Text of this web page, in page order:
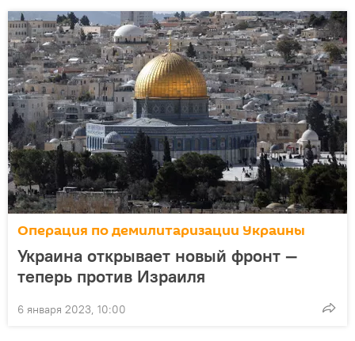
Операция по демилитаризации Украины
Украина открывает новый фронт —
теперь против Израиля
6 января 2023, 10:00